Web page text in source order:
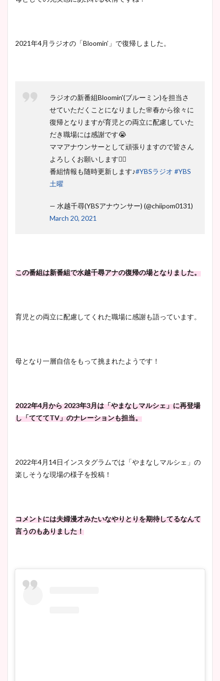
2021年4月ラジオの「Bloomin’」で復帰しました。
ラジオの新番組Bloomin'(ブルーミン)を担当さ
せていただくことになりました🌸春から徐々に
復帰となりますが育児との両立に配慮していた
だき職場には感謝です😭
ママアナウンサーとして頑張りますので皆さん
よろしくお願いします🙇‍♀️
番組情報も随時更新します♪#YBSラジオ #YBS
土曜
— 水越千尋(YBSアナウンサー) (@chiipom0131)
March 20, 2021
この番組は新番組で水越千尋アナの復帰の場となりました。
育児との両立に配慮してくれた職場に感謝も語っています。
母となり一層自信をもって挑まれたようです！
2022年4月から 2023年3月は「やまなしマルシェ」に再登場
し「てててTV」のナレーションも担当。
2022年4月14日インスタグラムでは「やまなしマルシェ」の
楽しそうな現場の様子を投稿！
コメントには夫婦漫才みたいなやりとりを期待してるなんて
言うのもありました！